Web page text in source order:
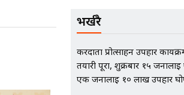
भर्खरै
करदाता प्रोत्साहन उपहार
तयारी पूरा, शुक्रबार १५
एक जनालाई १० लाख उपहार